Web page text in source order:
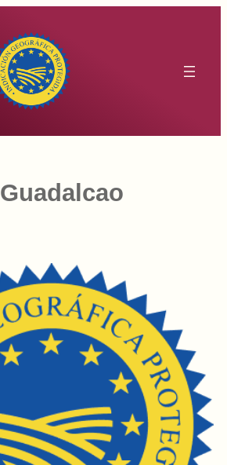
Guadalcao